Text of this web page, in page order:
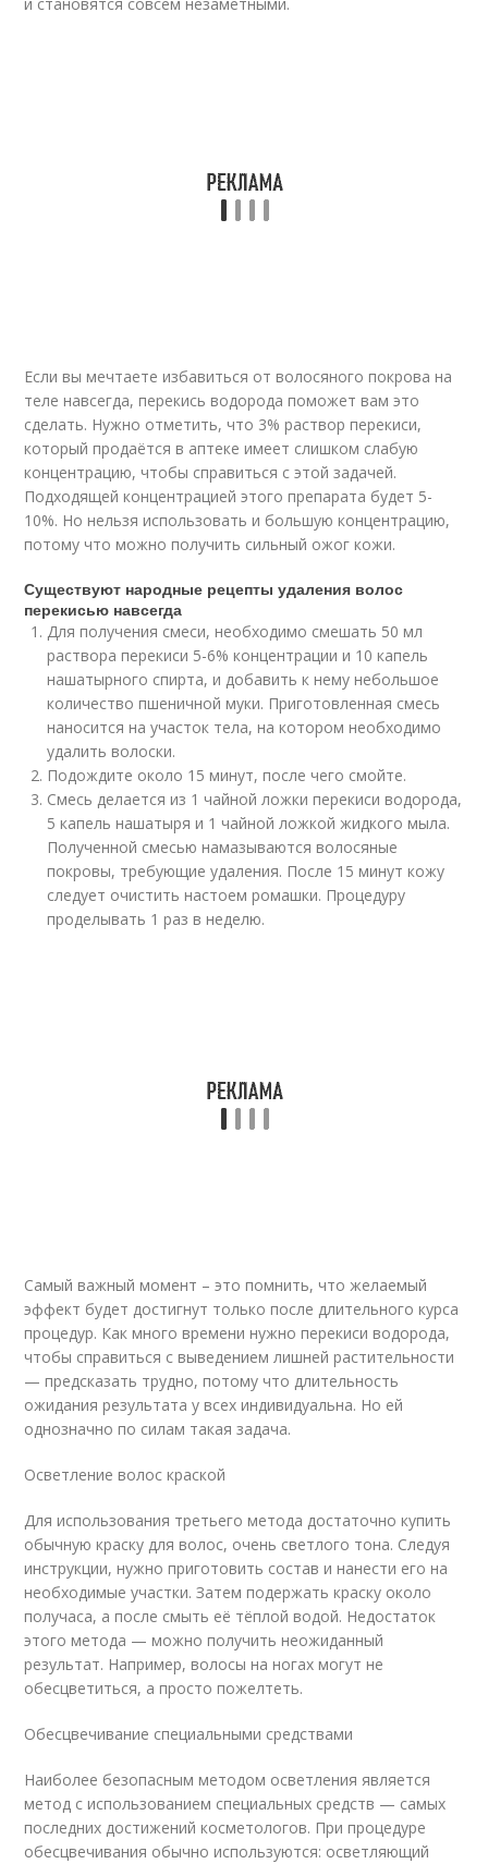
Если вы мечтаете избавиться от волосяного покрова на
теле навсегда, перекись водорода поможет вам это
сделать. Нужно отметить, что 3% раствор перекиси,
который продаётся в аптеке имеет слишком слабую
концентрацию, чтобы справиться с этой задачей.
Подходящей концентрацией этого препарата будет 5-
10%. Но нельзя использовать и большую концентрацию,
потому что можно получить сильный ожог кожи.
Существуют народные рецепты удаления волос
перекисью навсегда
Для получения смеси, необходимо смешать 50 мл
раствора перекиси 5-6% концентрации и 10 капель
нашатырного спирта, и добавить к нему небольшое
количество пшеничной муки. Приготовленная смесь
наносится на участок тела, на котором необходимо
удалить волоски.
Подождите около 15 минут, после чего смойте.
Смесь делается из 1 чайной ложки перекиси водорода,
5 капель нашатыря и 1 чайной ложкой жидкого мыла.
Полученной смесью намазываются волосяные
покровы, требующие удаления. После 15 минут кожу
следует очистить настоем ромашки. Процедуру
проделывать 1 раз в неделю.
Самый важный момент – это помнить, что желаемый
эффект будет достигнут только после длительного курса
процедур. Как много времени нужно перекиси водорода,
чтобы справиться с выведением лишней растительности
— предсказать трудно, потому что длительность
ожидания результата у всех индивидуальна. Но ей
однозначно по силам такая задача.
Осветление волос краской
Для использования третьего метода достаточно купить
обычную краску для волос, очень светлого тона. Следуя
инструкции, нужно приготовить состав и нанести его на
необходимые участки. Затем подержать краску около
получаса, а после смыть её тёплой водой. Недостаток
этого метода — можно получить неожиданный
результат. Например, волосы на ногах могут не
обесцветиться, а просто пожелтеть.
Обесцвечивание специальными средствами
Наиболее безопасным методом осветления является
метод с использованием специальных средств — самых
последних достижений косметологов. При процедуре
обесцвечивания обычно используются: осветляющий